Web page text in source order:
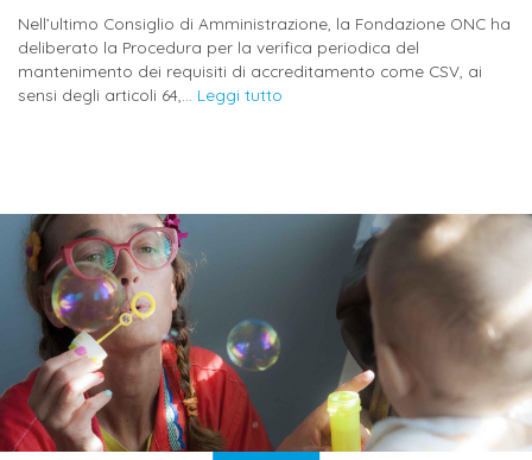
Nell’ultimo Consiglio di Amministrazione, la Fondazione ONC ha
deliberato la Procedura per la verifica periodica del
mantenimento dei requisiti di accreditamento come CSV, ai
sensi degli articoli 64,... Leggi tutto